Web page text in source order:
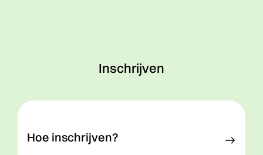
Inschrijven
Hoe inschrijven?